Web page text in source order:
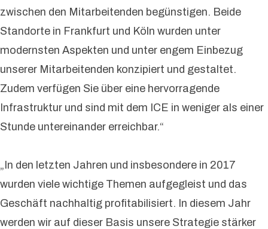
zwischen den Mitarbeitenden begünstigen. Beide
Standorte in Frankfurt und Köln wurden unter
modernsten Aspekten und unter engem Einbezug
unserer Mitarbeitenden konzipiert und gestaltet.
Zudem verfügen Sie über eine hervorragende
Infrastruktur und sind mit dem ICE in weniger als einer
Stunde untereinander erreichbar.“
„In den letzten Jahren und insbesondere in 2017
wurden viele wichtige Themen aufgegleist und das
Geschäft nachhaltig profitabilisiert. In diesem Jahr
werden wir auf dieser Basis unsere Strategie stärker